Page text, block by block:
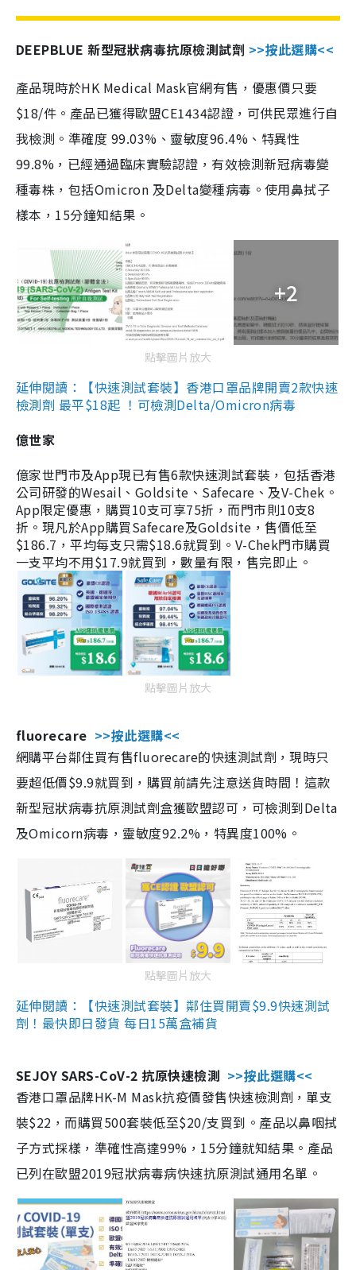
DEEPBLUE 新型冠狀病毒抗原檢測試劑 >>按此選購<<
產品現時於HK Medical Mask官網有售，優惠價只要
$18/件。產品已獲得歐盟CE1434認證，可供民眾進行自
我檢測。準確度 99.03%、靈敏度96.4%、特異性
99.8%，已經通過臨床實驗認證，有效檢測新冠病毒變
種毒株，包括Omicron 及Delta變種病毒。使用鼻拭子
樣本，15分鐘知結果。
+2
點擊圖片放大
延伸閱讀：【快速測試套裝】香港口罩品牌開賣2款快速
檢測劑 最平$18起 ！可檢測Delta/Omicron病毒
億世家
億家世門市及App現已有售6款快速測試套裝，包括香港
公司研發的Wesail、Goldsite、Safecare、及V-Chek。
App限定優惠，購買10支可享75折，而門市則10支8
折。現凡於App購買Safecare及Goldsite，售價低至
$186.7，平均每支只需$18.6就買到。V-Chek門市購買
一支平均不用$17.9就買到，數量有限，售完即止。
點擊圖片放大
fluorecare >>按此選購<<
網購平台鄰住買有售fluorecare的快速測試劑，現時只
要超低價$9.9就買到，購買前請先注意送貨時間！這款
新型冠狀病毒抗原測試劑盒獲歐盟認可，可檢測到Delta
及Omicorn病毒，靈敏度92.2%，特異度100%。
點擊圖片放大
延伸閱讀：【快速測試套裝】鄰住買開賣$9.9快速測試
劑！最快即日發貨 每日15萬盒補貨
SEJOY SARS-CoV-2 抗原快速檢測 >>按此選購<<
香港口罩品牌HK-M Mask抗疫價發售快速檢測劑，單支
裝$22，而購買500套裝低至$20/支買到。產品以鼻咽拭
子方式採樣，準確性高達99%，15分鐘就知結果。產品
已列在歐盟2019冠狀病毒病快速抗原測試通用名單。